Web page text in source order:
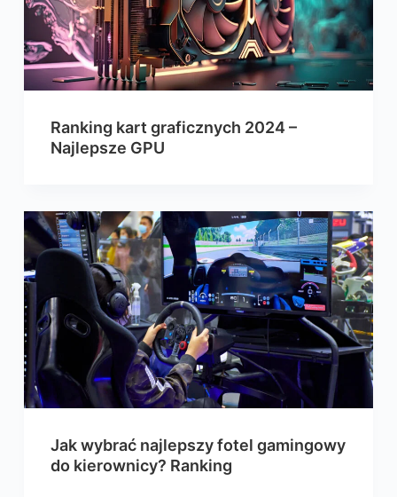
Ranking kart graficznych 2024 –
Najlepsze GPU
Jak wybrać najlepszy fotel gamingowy
do kierownicy? Ranking